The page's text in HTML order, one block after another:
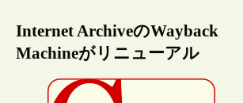
Internet ArchiveのWayback
Machineがリニューアル